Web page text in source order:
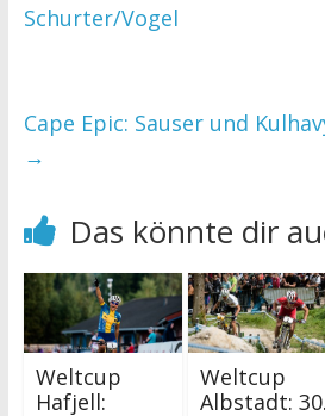
Schurter/Vogel
Cape Epic: Sauser und
→
Das könnte dir
Weltcup
Hafjell:
Weltcup
Albstadt: 30.